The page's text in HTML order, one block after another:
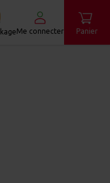
Me connecter Panier